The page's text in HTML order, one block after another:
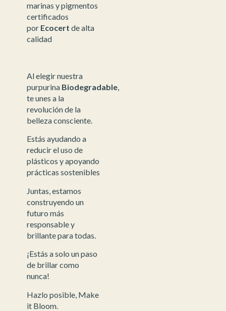
marinas y pigmentos
certificados
porEcocert de alta
calidad
Al elegir nuestra
purpurina Biodegradable,
te unes a la
revolución de la
belleza consciente.
Estás ayudando a
reducir el uso de
plásticos y apoyando
prácticas sostenibles
Juntas, estamos
construyendo un
futuro más
responsable y
brillante para todas.
¡Estás a solo un paso
de brillar como
nunca!
Hazlo posible, Make
it Bloom.